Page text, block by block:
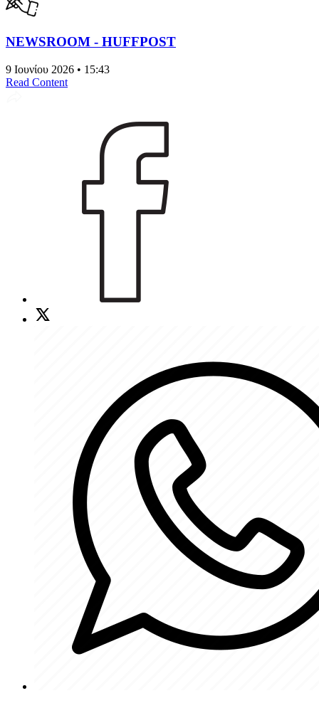
NEWSROOM - HUFFPOST
9 Ιουνίου 2026 • 15:43
Read Content